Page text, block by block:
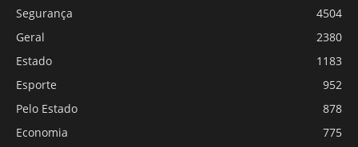
Segurança
4504
Geral
2380
Estado
1183
Esporte
952
Pelo Estado
878
Economia
775